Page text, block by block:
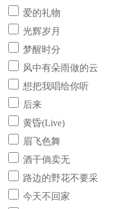
爱的礼物
光辉岁月
梦醒时分
风中有朵雨做的云
想把我唱给你听
后来
黄昏(Live)
眉飞色舞
酒干倘卖无
路边的野花不要采
今天不回家